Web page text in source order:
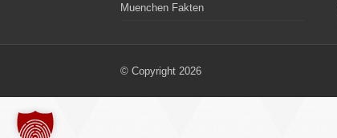
Muenchen Fakten
© Copyright 2026